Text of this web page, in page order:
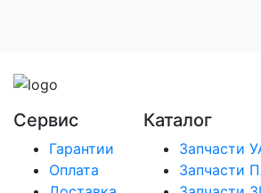
Сервис
Гарантии
Оплата
Каталог
Запчасти
Запчасти